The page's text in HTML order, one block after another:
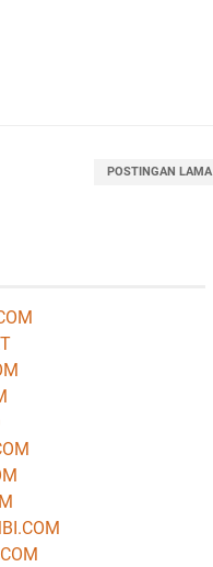
POSTINGAN LAMA